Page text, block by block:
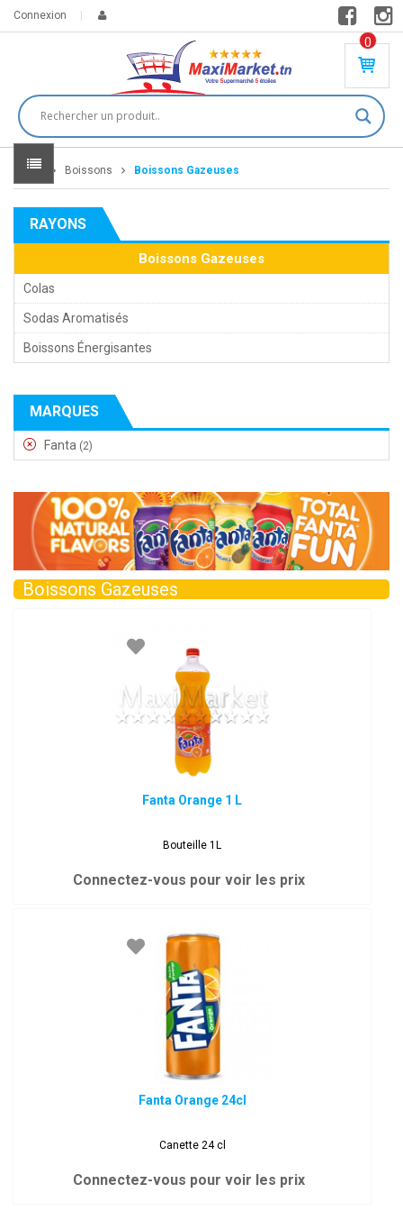
Connexion
0
PR
DU
IT(
S)
DT
Home Boissons Boissons Gazeuses
RAYONS
Boissons Gazeuses
Colas
Sodas Aromatisés
Boissons Énergisantes
MARQUES
Fanta (2)
Boissons Gazeuses
Fanta Orange 1 L
Bouteille 1L
Connectez-vous pour voir les prix
Fanta Orange 24cl
Canette 24 cl
Connectez-vous pour voir les prix